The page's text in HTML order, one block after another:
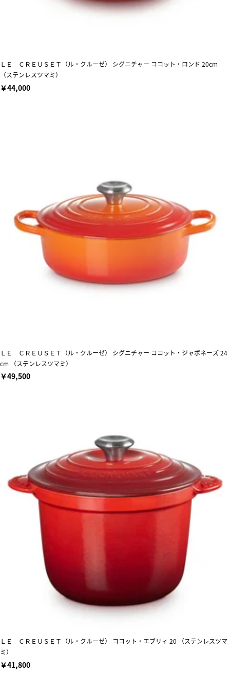
ＬＥ ＣＲＥＵＳＥＴ（ル・クルーゼ） シグニチャー ココット・ロンド 20cm
（ステンレスツマミ）
￥44,000
ＬＥ ＣＲＥＵＳＥＴ（ル・クルーゼ） シグニチャー ココット・ジャポネーズ 24
cm （ステンレスツマミ）
￥49,500
ＬＥ ＣＲＥＵＳＥＴ（ル・クルーゼ） ココット・エブリィ 20 （ステンレスツマ
ミ）
￥41,800